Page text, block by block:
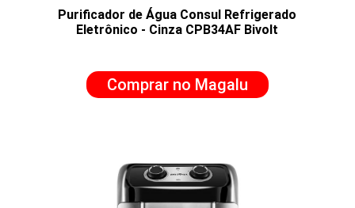
Purificador de Água Consul Refrigerado
Eletrônico - Cinza CPB34AF Bivolt
Comprar no Magalu